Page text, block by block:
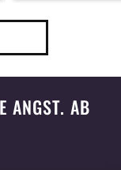
Star haute
ANGST. AB